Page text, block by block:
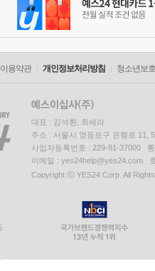
이용약관 개인정보처리방침 청소년보
대표 : 김석환, 최세라
주소 : 서울시 영등포구 은행로 11,
사업자등록번호 : 229-81-37000
이메일 : yes24help@yes24.com
Copyright ⓒ YES24 Corp. All